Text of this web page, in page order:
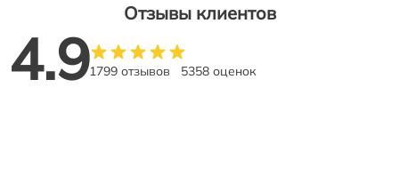
Отзывы клиентов
4.91799 отзывов 5358 оценок